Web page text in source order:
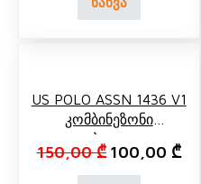
US POLO ASSN 1436 V1
Კომბინეზონი
Დათბილული,
Თავსაბურავით
150,00₾ Original
100,00 ₾